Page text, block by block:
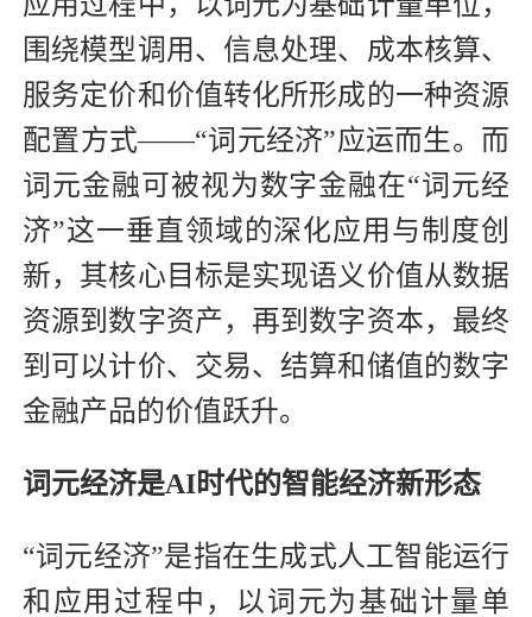
围绕模型调用、信息处理、成本核算、
服务定价和价值转化所形成的一种资源
配置方式——“词元经济”应运而生。而
词元金融可被视为数字金融在“词元经
济”这一垂直领域的深化应用与制度创
新，其核心目标是实现语义价值从数据
资源到数字资产，再到数字资本，最终
到可以计价、交易、结算和储值的数字
金融产品的价值跃升。
词元经济是AI时代的智能经济新形态
“词元经济”是指在生成式人工智能运行
和应用过程中，以词元为基础计量单